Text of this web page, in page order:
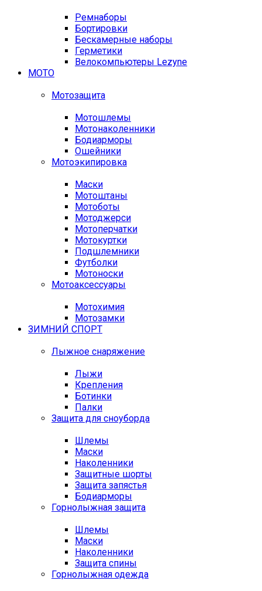
Ремнаборы
Бортировки
Бескамерные наборы
Герметики
Велокомпьютеры Lezyne
МОТО
Мотозащита
Мотошлемы
Мотонаколенники
Бодиарморы
Ошейники
Мотоэкипировка
Маски
Мотоштаны
Мотоботы
Мотоджерси
Мотоперчатки
Мотокуртки
Подшлемники
Футболки
Мотоноски
Мотоаксессуары
Мотохимия
Мотозамки
ЗИМНИЙ СПОРТ
Лыжное снаряжение
Лыжи
Крепления
Ботинки
Палки
Защита для сноуборда
Шлемы
Маски
Наколенники
Защитные шорты
Защита запястья
Бодиарморы
Горнолыжная защита
Шлемы
Маски
Наколенники
Защита спины
Горнолыжная одежда